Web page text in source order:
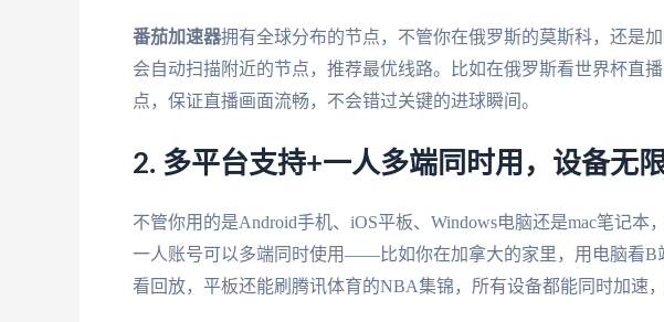
番茄加速器拥有全球分布的节点，不管你在俄罗斯的莫斯科，还是
会自动扫描附近的节点，推荐最优线路。比如在俄罗斯看世界杯直
点，保证直播画面流畅，不会错过关键的进球瞬间。
2. 多平台支持+一人多端同时用，设备无
不管你用的是Android手机、iOS平板、Windows电脑还是mac笔记本，
一人账号可以多端同时使用——比如你在加拿大的家里，用电脑看B
看回放，平板还能刷腾讯体育的NBA集锦，所有设备都能同时加速，